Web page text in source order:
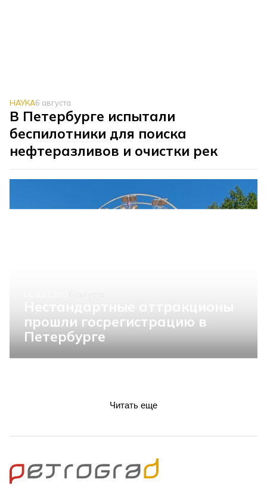
НАУКА6 августа
В Петербурге испытали
беспилотники для поиска
нефтеразливов и очистки рек
прошли госрегистрацию в
Петербурге
Читать еще